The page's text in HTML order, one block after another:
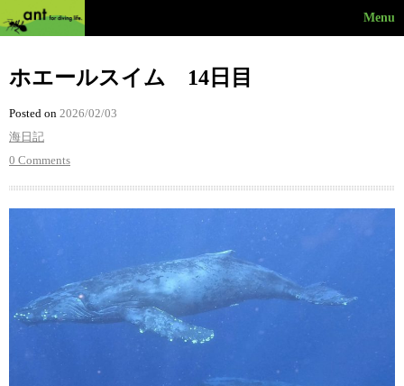
Menu
ホエールスイム 14日目
Posted on 2026/02/03
海日記
0 Comments